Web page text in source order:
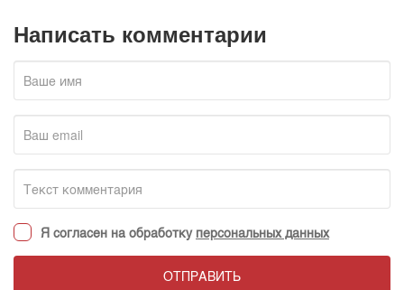
Написать комментарии
Я согласен на обработку персональных данных
ОТПРАВИТЬ